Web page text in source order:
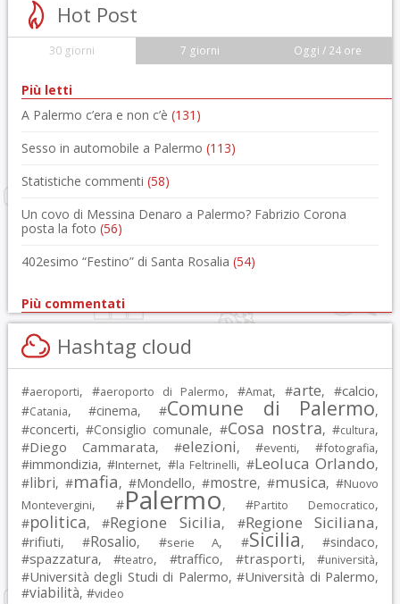
Hot Post
30 giorni 7 giorni Oggi / 24 ore
Più letti
A Palermo c’era e non c’è (131)
Sesso in automobile a Palermo (113)
Statistiche commenti (58)
Un covo di Messina Denaro a Palermo? Fabrizio Corona
posta la foto (56)
402esimo “Festino” di Santa Rosalia (54)
Più commentati
Hashtag cloud
#aeroporti, #aeroporto di Palermo, #Amat, #arte, #calcio,
#Catania, #cinema, #Comune di Palermo,
#concerti, #Consiglio comunale, #Cosa nostra, #cultura,
#Diego Cammarata, #elezioni, #eventi, #fotografia,
#immondizia, #Internet, #la Feltrinelli, #Leoluca Orlando,
#libri, #mafia, #Mondello, #mostre, #musica, #Nuovo
Montevergini, #Palermo, #Partito Democratico,
#politica, #Regione Sicilia, #Regione Siciliana,
#rifiuti, #Rosalio, #serie A, #Sicilia, #sindaco,
#spazzatura, #teatro, #traffico, #trasporti, #università,
#Università degli Studi di Palermo, #Università di Palermo,
#viabilità, #video